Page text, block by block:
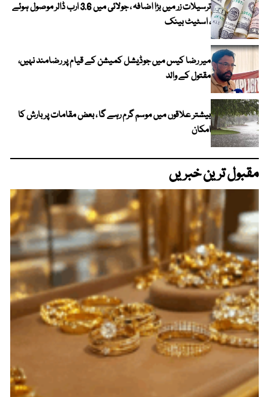
ترسیلات زر میں بڑا اضافہ ، جولائی میں 3.6 ارب ڈالر موصول ہوئے
، اسٹیٹ بینک
میر رضا کیس میں جوڈیشل کمیشن کے قیام پر رضامند نہیں،
مقتول کے والد
بیشتر علاقوں میں موسم گرم رہے گا ، بعض مقامات پر بارش کا
امکان
مقبول ترین خبریں